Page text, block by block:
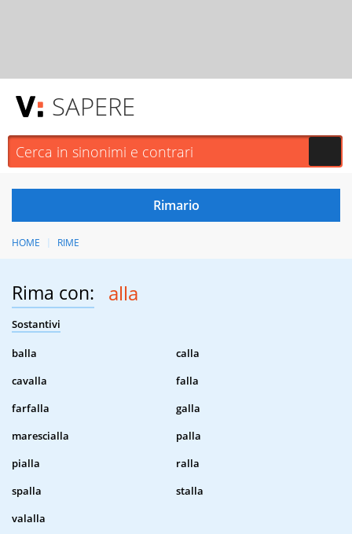
SAPERE
HOME RIME
Rima con: alla
Sostantivi
balla
calla
cavalla
falla
farfalla
galla
marescialla
palla
pialla
ralla
spalla
stalla
valalla